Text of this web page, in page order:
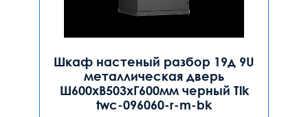
Шкаф настеный разбор 19д 9U
металлическая дверь
Ш600хВ503хГ600мм черный Tlk
twc-096060-r-m-bk